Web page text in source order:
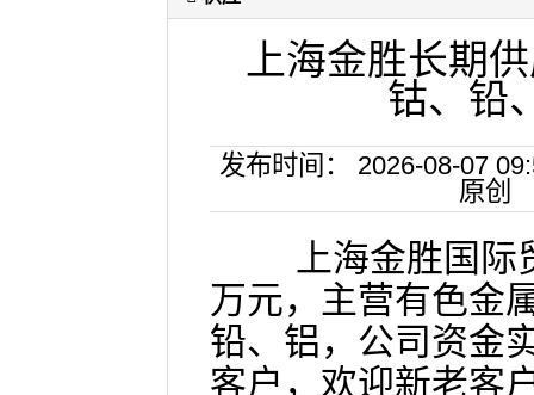
上海金胜长期
钴、铅
发布时间： 2026-08-07
原创
上海金胜国际贸
万元，主营有色金
铅、铝，公司资金
客户，欢迎新老客